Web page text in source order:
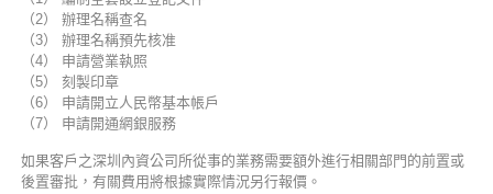
（2） 辦理名稱查名
（3） 辦理名稱預先核准
（4） 申請營業執照
（5） 刻製印章
（6） 申請開立人民幣基本帳戶
（7） 申請開通網銀服務
如果客戶之深圳內資公司所從事的業務需要額外進行相關部門的前置或
後置審批，有關費用將根據實際情況另行報價。